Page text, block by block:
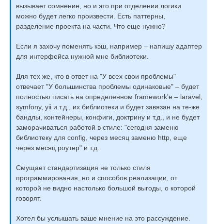
вызывает сомнение, но и это при отделении логики
можно будет легко произвести. Есть паттерны,
разделение проекта на части. Что еще нужно?
Если я захочу поменять кэш, например – напишу адаптер
для интерфейса нужной мне библиотеки.
Для тех же, кто в ответ на "У всех свои проблемы"
отвечает "У большинства проблемы одинаковые" – будет
полностью писать на определенном framework'е – laravel,
symfony, yii и.т.д., их библиотеки и будет завязан на те-же
бандлы, контейнеры, конфиги, доктрину и т.д., и не будет
заморачиваться работой в стиле: "сегодня заменю
библиотеку для config, через месяц заменю http, еще
через месяц роутер" и т.д.
Смущает стандартизация не только стиля
программирования, но и способов реализации, от
которой не видно настолько большой выгоды, о которой
говорят.
Хотел бы услышать ваше мнение на это рассуждение.